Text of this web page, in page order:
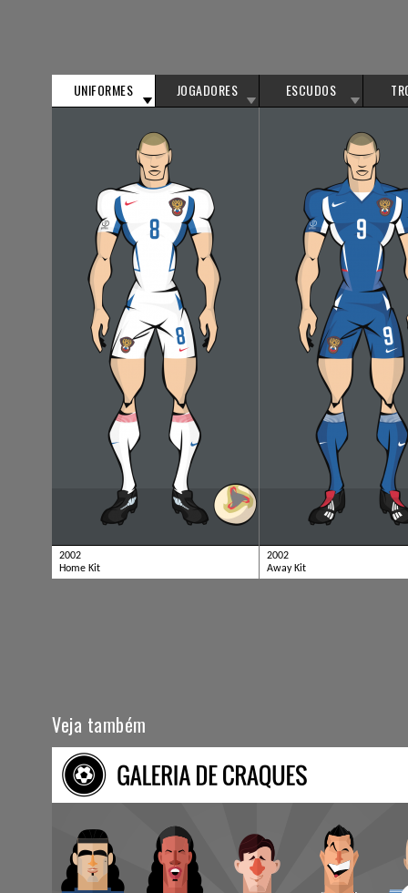
UNIFORMES JOGADORES ESCUDOS
2002
Home Kit
2002
Away Kit
Veja também